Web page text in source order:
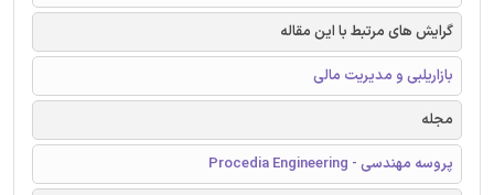
گرایش های مرتبط با این مقاله
بازاریلبی و مدیریت مالی
مجله
پروسه مهندسی - Procedia Engineering